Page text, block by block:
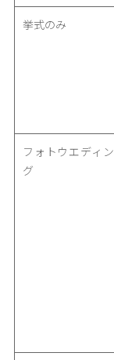
挙式のみ
フォトウエディン
グ